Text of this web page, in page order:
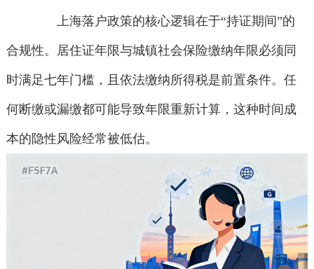
上海落户政策的核心逻辑在于“持证期间”的
合规性。居住证年限与城镇社会保险缴纳年限必须同
时满足七年门槛，且依法缴纳所得税是前置条件。任
何断缴或漏缴都可能导致年限重新计算，这种时间成
本的隐性风险经常被低估。